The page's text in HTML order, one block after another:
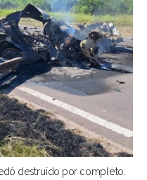
destruido por completo.